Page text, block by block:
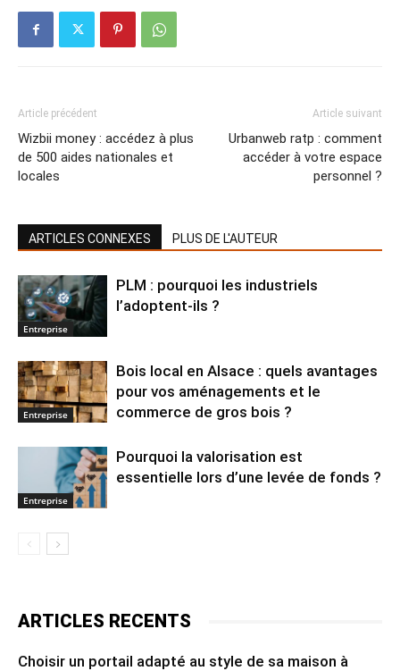
Article précédent
Wizbii money : accédez à plus
de 500 aides nationales et
locales
Article suivant
Urbanweb ratp : comment
accéder à votre espace
personnel ?
ARTICLES CONNEXES PLUS DE L'AUTEUR
Entreprise
PLM : pourquoi les industriels
l’adoptent-ils ?
Entreprise
Bois local en Alsace : quels avantages
pour vos aménagements et le
commerce de gros bois ?
Entreprise
Pourquoi la valorisation est
essentielle lors d’une levée de fonds ?
ARTICLES RECENTS
Choisir un portail adapté au style de sa maison à